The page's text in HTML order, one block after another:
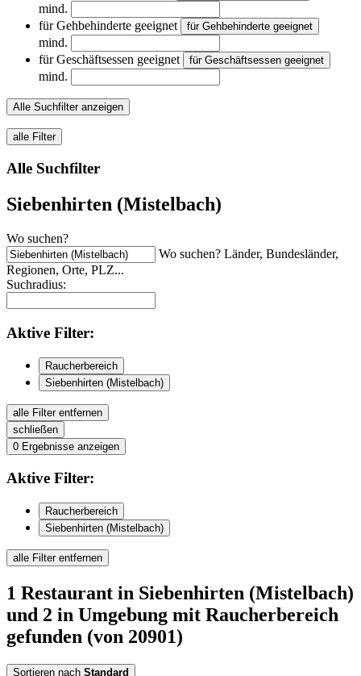
mind.
für Gehbehinderte geeignet
für Gehbehinderte geeignet
mind.
für Geschäftsessen geeignet
für Geschäftsessen geeignet
mind.
Alle Suchfilter anzeigen
alle Filter
Alle Suchfilter
Siebenhirten (Mistelbach)
Wo suchen?
Wo suchen? Länder, Bundesländer,
Regionen, Orte, PLZ...
Suchradius:
Aktive Filter:
Raucherbereich
Siebenhirten (Mistelbach)
alle Filter entfernen
schließen
0 Ergebnisse anzeigen
Aktive Filter:
Raucherbereich
Siebenhirten (Mistelbach)
alle Filter entfernen
1 Restaurant in Siebenhirten (Mistelbach)
und 2 in Umgebung mit Raucherbereich
gefunden (von 20901)
Sortieren nach Standard